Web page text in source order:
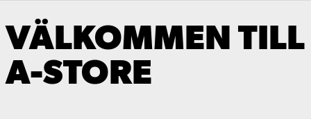
VÄLKOMMEN TILL
A-STORE